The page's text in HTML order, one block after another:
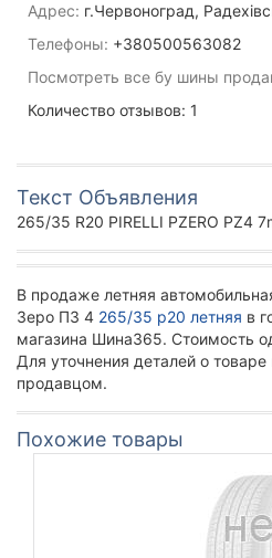
Адрес: г.Червоноград,
Телефоны: +380500563082
Посмотреть все бу шины
Количество отзывов: 1
Текст Объявления
265/35 R20 PIRELLI PZERO PZ4
В продаже летняя
Зеро ПЗ 4 265/35 р20 летняя в
магазина Шина365. Стоимость
Для уточнения деталей о
продавцом.
Похожие товары